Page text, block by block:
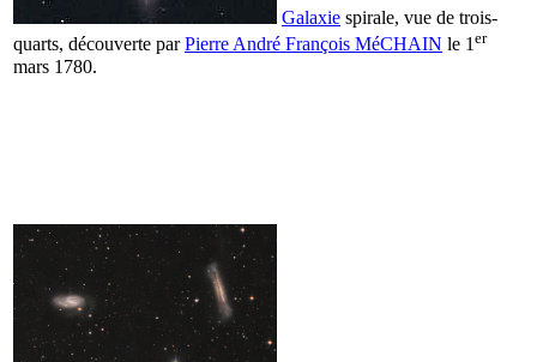
Galaxie spirale, vue de trois-
quarts, découverte parPierre André François MéCHAIN le 1er
mars 1780.